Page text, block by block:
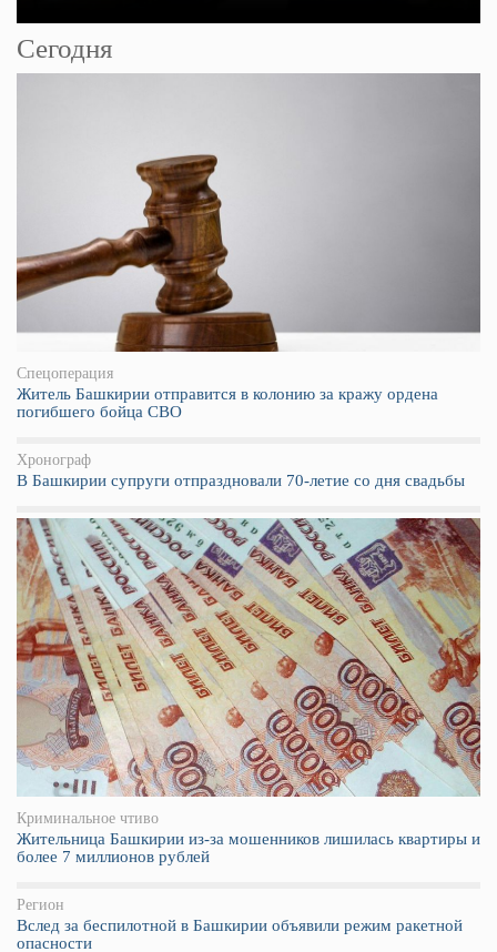
Сегодня
Спецоперация
Житель Башкирии отправится в колонию за кражу ордена
погибшего бойца СВО
Хронограф
В Башкирии супруги отпраздновали 70-летие со дня свадьбы
Криминальное чтиво
Жительница Башкирии из-за мошенников лишилась квартиры и
более 7 миллионов рублей
Регион
Вслед за беспилотной в Башкирии объявили режим ракетной
опасности